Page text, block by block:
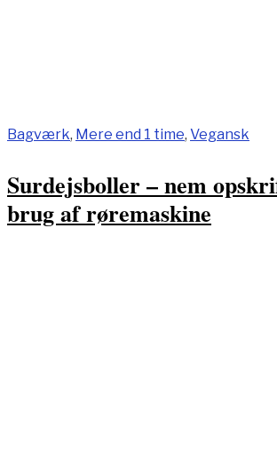
Bagværk, Mere end 1 time, Vegansk
Surdejsboller – nem
brug af røremaskine